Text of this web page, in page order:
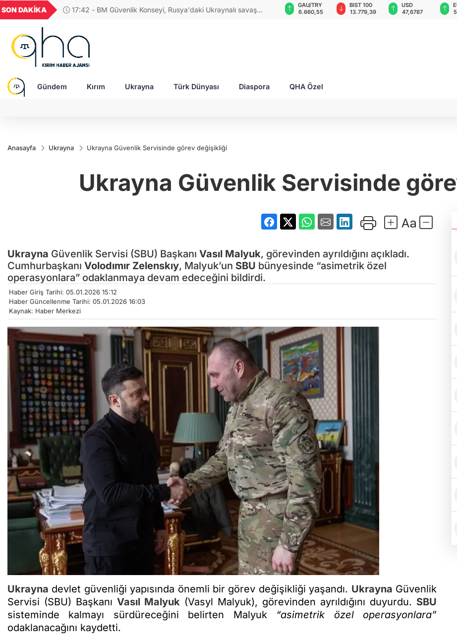
SON DAKİKA
17:23 - Zelenskıy'dan Patriot çağrısı: "Üzerimize kâğıt değil,
GEL
18,2677
16,3788
27,9743
0,0018
6.660,55
BIST 100
13.779,39
USD
47,6787
EUR
55,1254
Gündem Kırım Ukrayna Türk Dünyası Diaspora QHA Özel
Anasayfa Ukrayna Ukrayna Güvenlik Servisinde görev değişikliği
Ukrayna Güvenlik Servisinde
Ukrayna Güvenlik Servisi (SBU) Başkanı Vasıl Malyuk, görevinden ayrıldığını açıkladı.
Cumhurbaşkanı Volodımır Zelenskıy, Malyuk’un SBU bünyesinde “asimetrik özel
operasyonlara” odaklanmaya devam edeceğini bildirdi.
Haber Giriş Tarihi: 05.01.2026 15:12
Haber Güncellenme Tarihi: 05.01.2026 16:03
Kaynak: Haber Merkezi
Ukrayna devlet güvenliği yapısında önemli bir görev değişikliği yaşandı. Ukrayna Güvenlik
Servisi (SBU) Başkanı Vasıl Malyuk (Vasyl Malyuk), görevinden ayrıldığını duyurdu. SBU
sisteminde kalmayı sürdüreceğini belirten Malyuk “asimetrik özel operasyonlara”
odaklanacağını kaydetti.